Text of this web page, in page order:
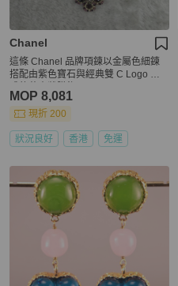
Chanel
這條 Chanel 品牌項鍊以金屬色細鍊
搭配由紫色寶石與經典雙 C Logo 組
MOP 8,081
現折 200
狀況良好 香港 免運